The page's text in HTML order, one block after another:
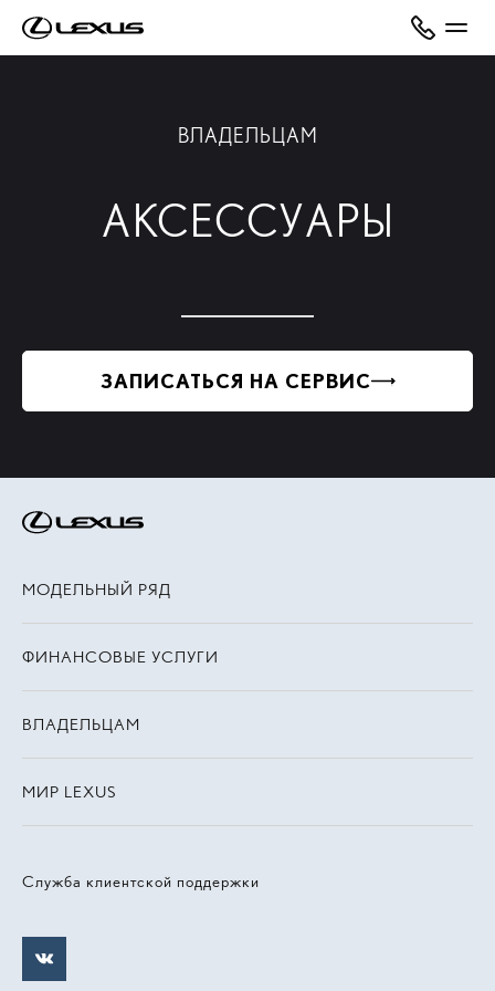
ВЛАДЕЛЬЦАМ
АКСЕССУАРЫ
ЗАПИСАТЬСЯ НА СЕРВИС
Служба клиентской поддержки
МОДЕЛЬНЫЙ РЯД
ФИНАНСОВЫЕ УСЛУГИ
ВЛАДЕЛЬЦАМ
МИР LEXUS